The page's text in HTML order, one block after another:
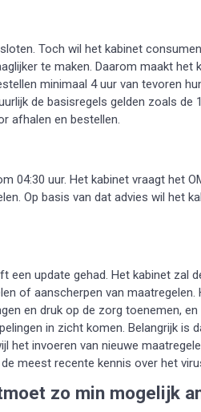
Toch wil het kabinet
te maken. Daarom maakt het
minimaal 4 uur van tevoren
de basisregels gelden zoals
afhalen en bestellen.
04:30 uur. Het kabinet vraagt het
Op basis van dat advies wil het
een update gehad. Het kabinet zal
of aanscherpen van
en druk op de zorg toenemen,
in zicht komen. Belangrijk is
het invoeren van nieuwe
meest recente kennis over het
zo min mogelijk